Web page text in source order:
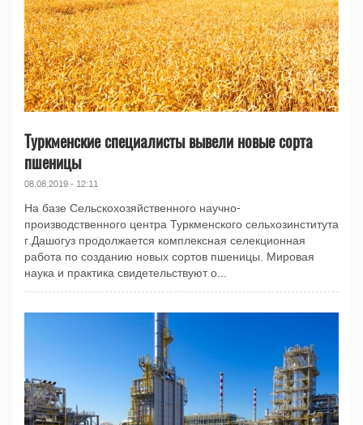
Туркменские специалисты вывели новые сорта
пшеницы
08.08.2019 - 12:11
На базе Сельскохозяйственного научно-
производственного центра Туркменского сельхозинститута
г.Дашогуз продолжается комплексная селекционная
работа по созданию новых сортов пшеницы. Мировая
наука и практика свидетельствуют о...